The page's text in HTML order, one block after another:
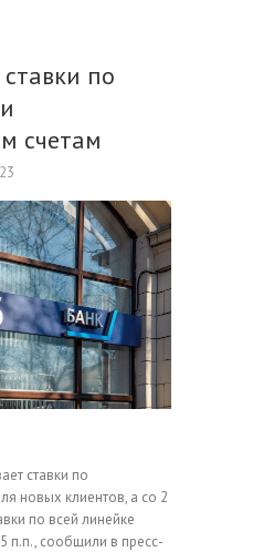
по
счетам
ставки по
новых клиентов, а со 2
по всей линейке
п.п., сообщили в пресс-